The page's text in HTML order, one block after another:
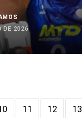
DE 2026
11 12 13